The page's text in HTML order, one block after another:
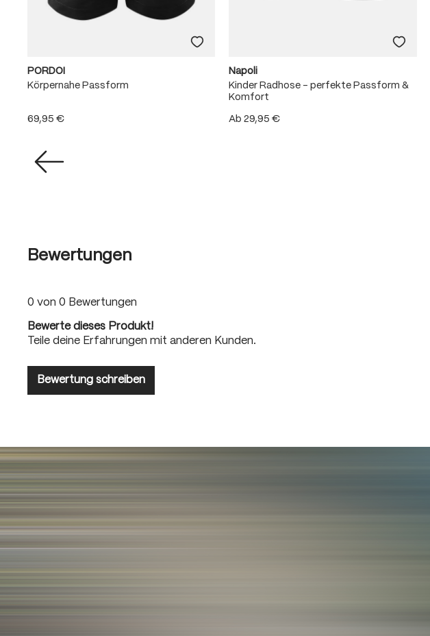
PORDOI
Körpernahe Passform
69,95 €
Napoli
Kinder Radhose – perfekte Passform &
Komfort
Ab29,95 €
Bewertungen
0 von 0 Bewertungen
Bewerte dieses Produkt!
Teile deine Erfahrungen mit anderen Kunden.
Bewertung schreiben